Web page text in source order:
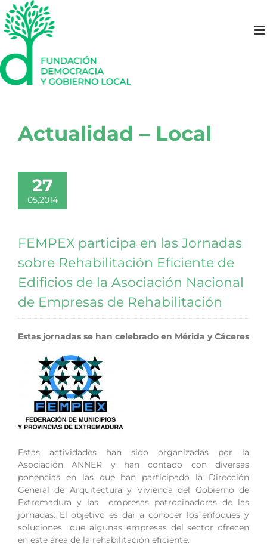
Saltar
al
contenido
Actualidad – Local
27
05,2014
FEMPEX participa en las Jornadas
sobre Rehabilitación Eficiente de
Edificios de la Asociación Nacional
de Empresas de Rehabilitación
Estas jornadas se han celebrado en Mérida y Cáceres
Estas actividades han sido organizadas por la
Asociación ANNER y han contado con diversas
ponencias en las que han participado la Dirección
General de Arquitectura y Vivienda del Gobierno de
Extremadura y las empresas patrocinadoras de las
jornadas. El objetivo es dar a conocer los enfoques y
soluciones que algunas empresas del sector ofrecen
en este área de la rehabilitación eficiente.